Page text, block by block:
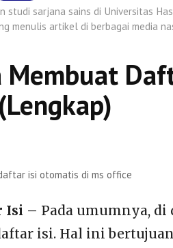
studi sarjana sains di Universitas
menulis artikel di berbagai media
Membuat
Isi – Pada umumnya,
isi. Hal ini